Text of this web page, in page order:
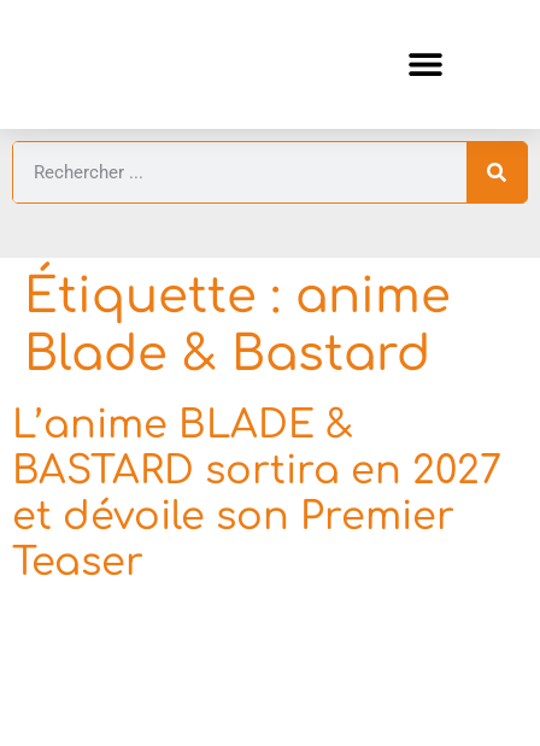
Étiquette : anime
Blade & Bastard
L’anime BLADE &
BASTARD sortira en 2027
et dévoile son Premier
Teaser